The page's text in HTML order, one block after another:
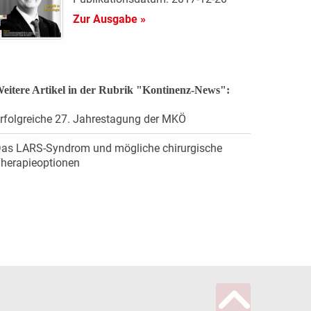
Zur Ausgabe »
Artikel in der Rubrik "Kontinenz-News":
27. Jahrestagung der MKÖ
LARS-Syndrom und mögliche chirurgische